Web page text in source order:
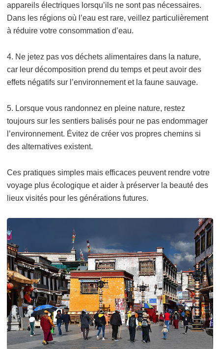
appareils électriques lorsqu’ils ne sont pas nécessaires.
Dans les régions où l’eau est rare, veillez particulièrement
à réduire votre consommation d’eau.
4. Ne jetez pas vos déchets alimentaires dans la nature,
car leur décomposition prend du temps et peut avoir des
effets négatifs sur l’environnement et la faune sauvage.
5. Lorsque vous randonnez en pleine nature, restez
toujours sur les sentiers balisés pour ne pas endommager
l’environnement. Évitez de créer vos propres chemins si
des alternatives existent.
Ces pratiques simples mais efficaces peuvent rendre votre
voyage plus écologique et aider à préserver la beauté des
lieux visités pour les générations futures.